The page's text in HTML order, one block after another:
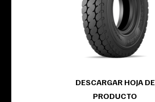
DESCARGAR HOJA DE
PRODUCTO